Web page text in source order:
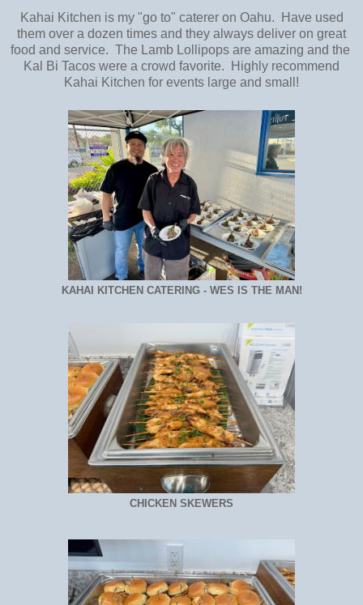
Kahai Kitchen is my "go to" caterer on Oahu. Have used
them over a dozen times and they always deliver on great
food and service. The Lamb Lollipops are amazing and the
Kal Bi Tacos were a crowd favorite. Highly recommend
Kahai Kitchen for events large and small!
KAHAI KITCHEN CATERING - WES IS THE MAN!
CHICKEN SKEWERS